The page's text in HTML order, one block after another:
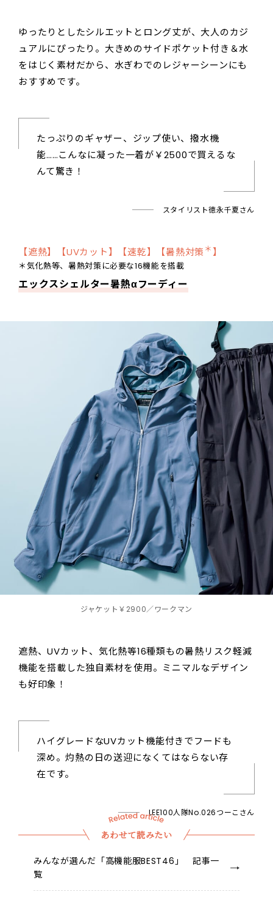
ゆったりとしたシルエットとロング丈が、大人のカジ
ュアルにぴったり。大きめのサイドポケット付き＆水
をはじく素材だから、水ぎわでのレジャーシーンにも
おすすめです。
たっぷりのギャザー、ジップ使い、撥水機
能……こんなに凝った一着が￥2500で買えるな
んて驚き！
スタイリスト徳永千夏さん
【遮熱】【UVカット】【速乾】【暑熱対策 ＊】
＊気化熱等、暑熱対策に必要な16機能を搭載
エックスシェルター暑熱αフーディー
ジャケット￥2900／ワークマン
遮熱、UVカット、気化熱等16種類もの暑熱リスク軽減
機能を搭載した独自素材を使用。ミニマルなデザイン
も好印象！
ハイグレードなUVカット機能付きでフードも
深め。灼熱の日の送迎になくてはならない存
在です。
LEE100人隊No.026つーこさん
あわせて読みたい
みんなが選んだ「高機能服BEST46」 記事一
覧